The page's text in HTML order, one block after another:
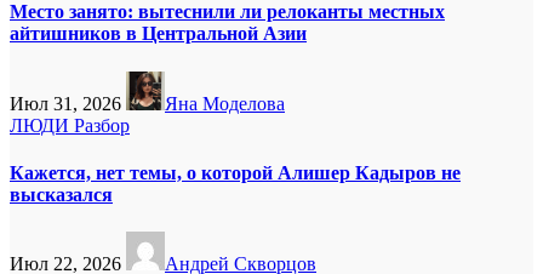
Место занято: вытеснили ли релоканты местных
айтишников в Центральной Азии
Июл 31, 2026
Яна Моделова
ЛЮДИ Разбор
Кажется, нет темы, о которой Алишер Кадыров не
высказался
Июл 22, 2026 Андрей Скворцов